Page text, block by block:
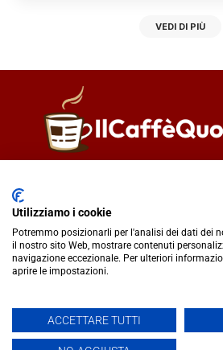
VEDI DI PIÙ
C.F.
Chi siamo
IlCaffèQuotidiano.online è una testata
presso il Tribunale di Caltanissetta
Utilizziamo i cookie
Potremmo posizionarli per l'analisi dei dati dei
il nostro sito Web, mostrare contenuti
navigazione eccezionale. Per ulteriori
aprire le impostazioni.
ACCETTARE TUTTI